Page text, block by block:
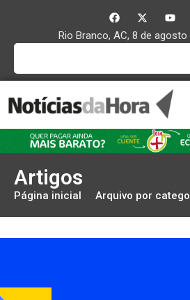
Rio Branco, AC, 8 de agosto
Artigos
Página inicial Arquivo por